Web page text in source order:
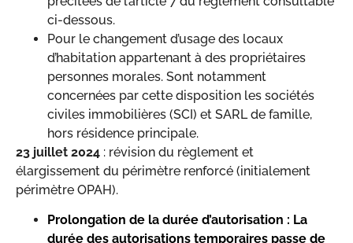
ci-dessous.
Pour le changement d’usage des locaux
d’habitation appartenant à des propriétaires
personnes morales. Sont notamment
concernées par cette disposition les sociétés
civiles immobilières (SCI) et SARL de famille,
hors résidence principale.
23 juillet 2024 : révision du règlement et
élargissement du périmètre renforcé (initialement
périmètre OPAH).
Prolongation de la durée d’autorisation : La
durée des autorisations temporaires passe de